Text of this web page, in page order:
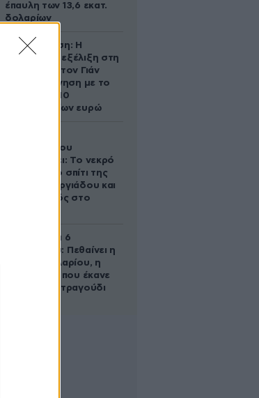
έπαυλη των 13,6 εκατ.
δολαρίων
Αθηνά Ωνάση: Η
απρόσμενη εξέλιξη στη
διαμάχη με τον Γιάν
Τοπς – Η κίνηση με το
άλογο των 10
εκατομμυρίων ευρώ
Τζώρτζογλου
αποκαλύπτει: Το νεκρό
έμβρυο στο σπίτι της
Μαρίας Γεωργιάδου και
ο εγκλεισμός στο
Σαν σήμερα 6
Αυγούστου: Πεθαίνει η
Ρίτα Σακελλαρίου, η
λαϊκή ντίβα που έκανε
τη ζωή της τραγούδι